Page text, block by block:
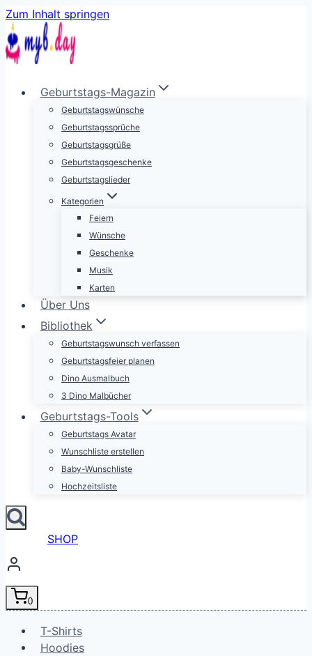
Zum Inhalt springen
Geburtstags-Magazin
Geburtstagswünsche
Geburtstagssprüche
Geburtstagsgrüße
Geburtstagsgeschenke
Geburtstagslieder
Kategorien
Feiern
Wünsche
Geschenke
Musik
Karten
Über Uns
Bibliothek
Geburtstagswunsch verfassen
Geburtstagsfeier planen
Dino Ausmalbuch
3 Dino Malbücher
Geburtstags-Tools
Geburtstags Avatar
Wunschliste erstellen
Baby-Wunschliste
Hochzeitsliste
SHOP
0
T-Shirts
Hoodies